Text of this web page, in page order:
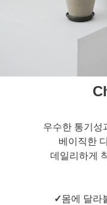
우수한 통기성
베이직한
데일리하게
✓몸에 달라